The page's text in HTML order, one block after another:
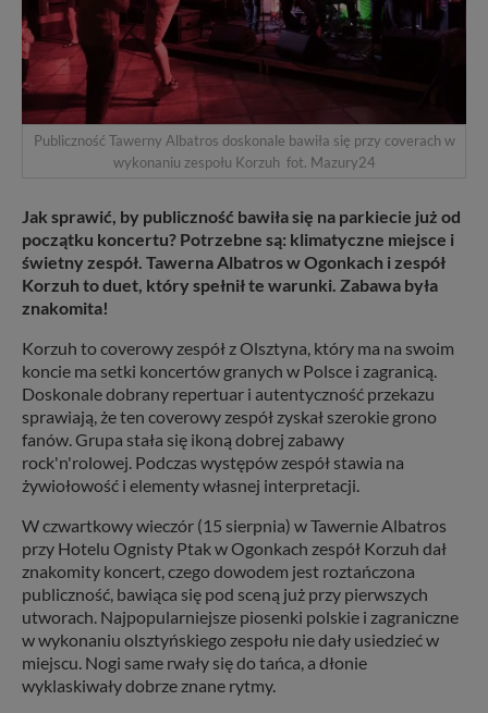
Publiczność Tawerny Albatros doskonale bawiła się przy coverach w
wykonaniu zespołu Korzuh fot. Mazury24
Jak sprawić, by publiczność bawiła się na parkiecie już od
początku koncertu? Potrzebne są: klimatyczne miejsce i
świetny zespół. Tawerna Albatros w Ogonkach i zespół
Korzuh to duet, który spełnił te warunki. Zabawa była
znakomita!
Korzuh to coverowy zespół z Olsztyna, który ma na swoim
koncie ma setki koncertów granych w Polsce i zagranicą.
Doskonale dobrany repertuar i autentyczność przekazu
sprawiają, że ten coverowy zespół zyskał szerokie grono
fanów. Grupa stała się ikoną dobrej zabawy
rock'n'rolowej. Podczas występów zespół stawia na
żywiołowość i elementy własnej interpretacji.
W czwartkowy wieczór (15 sierpnia) w Tawernie Albatros
przy Hotelu Ognisty Ptak w Ogonkach zespół Korzuh dał
znakomity koncert, czego dowodem jest roztańczona
publiczność, bawiąca się pod sceną już przy pierwszych
utworach. Najpopularniejsze piosenki polskie i zagraniczne
w wykonaniu olsztyńskiego zespołu nie dały usiedzieć w
miejscu. Nogi same rwały się do tańca, a dłonie
wyklaskiwały dobrze znane rytmy.